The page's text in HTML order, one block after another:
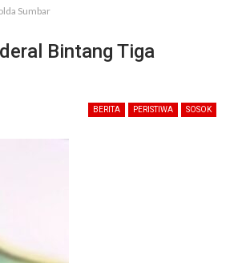
Sumbar
Bintang Tiga
BERITA PERISTIWA SOSOK